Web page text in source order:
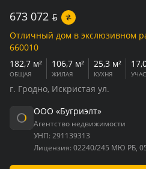
673 072 BYN
Отличный дом в экслюзивном
660010
182,7 м²
ОБЩАЯ
106,7 м²
ЖИЛАЯ
25,3 м²
КУХНЯ
г. Гродно, Искристая ул.
ООО «Бугриэлт»
Агентство недвижимости
УНП: 291139313
Лицензия: 02240/245 МЮ РБ,